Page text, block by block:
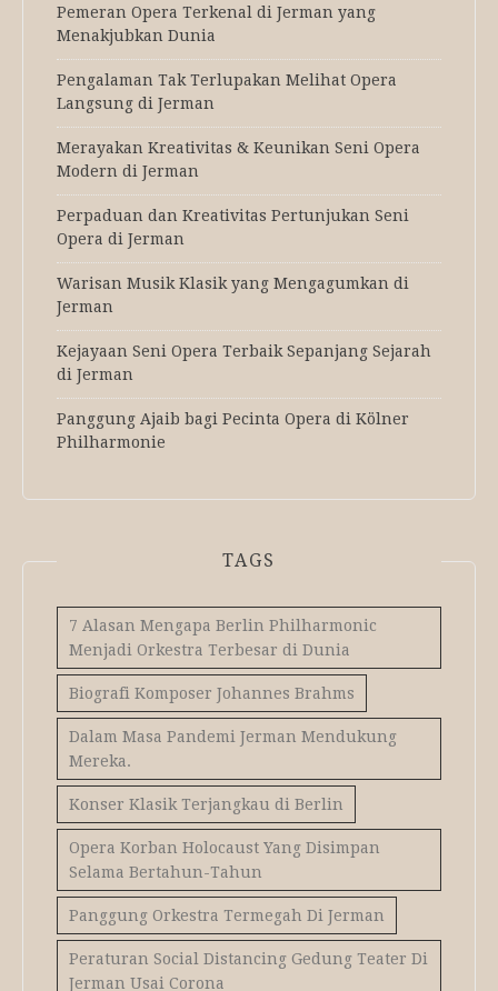
Pemeran Opera Terkenal di Jerman yang
Menakjubkan Dunia
Pengalaman Tak Terlupakan Melihat Opera
Langsung di Jerman
Merayakan Kreativitas & Keunikan Seni Opera
Modern di Jerman
Perpaduan dan Kreativitas Pertunjukan Seni
Opera di Jerman
Warisan Musik Klasik yang Mengagumkan di
Jerman
Kejayaan Seni Opera Terbaik Sepanjang Sejarah
di Jerman
Panggung Ajaib bagi Pecinta Opera di Kölner
Philharmonie
TAGS
7 Alasan Mengapa Berlin Philharmonic
Menjadi Orkestra Terbesar di Dunia
Biografi Komposer Johannes Brahms
Dalam Masa Pandemi Jerman Mendukung
Mereka.
Konser Klasik Terjangkau di Berlin
Opera Korban Holocaust Yang Disimpan
Selama Bertahun-Tahun
Panggung Orkestra Termegah Di Jerman
Peraturan Social Distancing Gedung Teater Di
Jerman Usai Corona